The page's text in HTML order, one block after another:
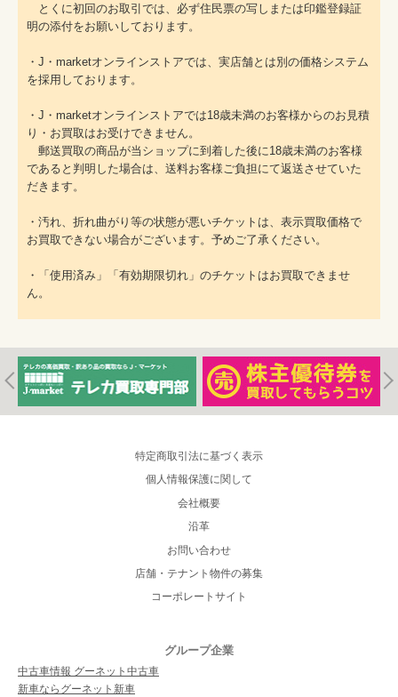
とくに初回のお取引では、必ず住民票の写しまたは印鑑登録証
明の添付をお願いしております。
・J・marketオンラインストアでは、実店舗とは別の価格システム
を採用しております。
・J・marketオンラインストアでは18歳未満のお客様からのお見積
り・お買取はお受けできません。
郵送買取の商品が当ショップに到着した後に18歳未満のお客様
であると判明した場合は、送料お客様ご負担にて返送させていた
だきます。
・汚れ、折れ曲がり等の状態が悪いチケットは、表示買取価格で
お買取できない場合がございます。予めご了承ください。
・「使用済み」「有効期限切れ」のチケットはお買取できませ
ん。
特定商取引法に基づく表示
個人情報保護に関して
会社概要
沿革
お問い合わせ
店舗・テナント物件の募集
コーポレートサイト
グループ企業
中古車情報 グーネット中古車
新車ならグーネット新車